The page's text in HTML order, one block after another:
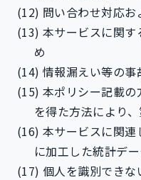
問い合わせ対応
本サービスに関
め
情報漏えい等の
本ポリシー記載
を得た方法により
本サービスに関連
に加工した統計デ
個人を識別でき